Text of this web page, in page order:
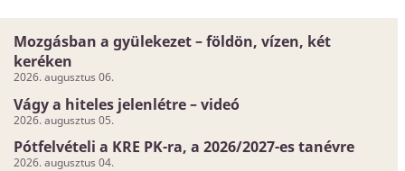
Mozgásban a gyülekezet – földön, vízen, két
keréken
2026. augusztus 06.
Vágy a hiteles jelenlétre – videó
2026. augusztus 05.
Pótfelvételi a KRE PK-ra, a 2026/2027-es tanévre
2026. augusztus 04.